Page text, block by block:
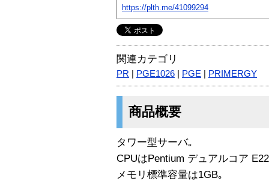
https://plth.me/41099294
関連カテゴリ
PR PGE1026 PGE PRIMERGY
商品概要
タワー型サーバ｡
CPUはPentium デュアルコア
メモリ標準容量は1GB｡